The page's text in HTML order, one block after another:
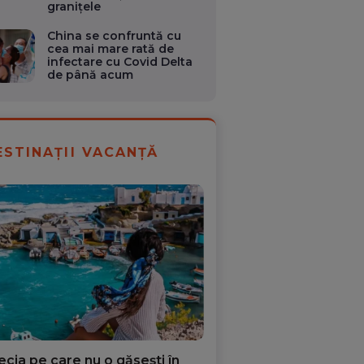
granițele
China se confruntă cu
cea mai mare rată de
infectare cu Covid Delta
de până acum
VACANȚĂ
pe care nu o găsești în